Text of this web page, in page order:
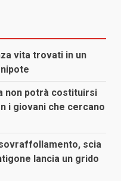
vita trovati in un
non potrà costituirsi
i giovani che cercano
scia
lancia un grido